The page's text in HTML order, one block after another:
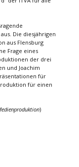
Die diesjährigen
aus Flensburg
Frage eines
der drei
und Joachim
für
für einen
)